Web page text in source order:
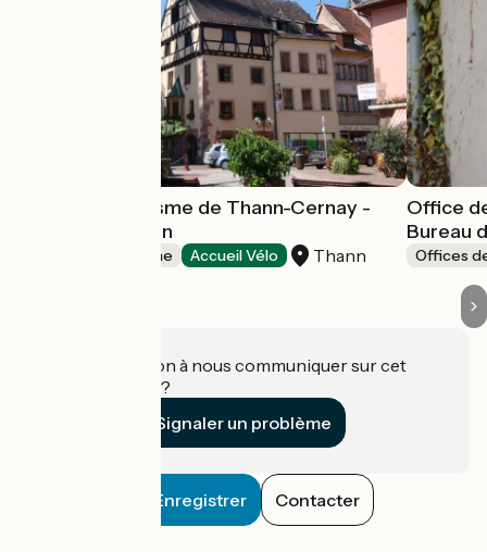
Office de Tourisme de Thann-Cernay -
Bureau de Thann
Offices de Tourisme Accueil Vélo Thann
Office
Bureau
Offices
Une information à nous communiquer sur cet
établissement ?
Signaler un problème
Enregistrer Contacter